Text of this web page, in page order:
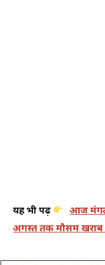
यह भी पढ़ें
आज
अगस्त तक मौसम खराब